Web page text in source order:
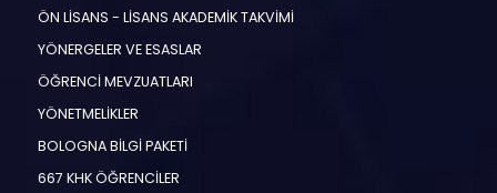
ÖN LİSANS - LİSANS AKADEMİK TAKVİMİ
YÖNERGELER VE ESASLAR
ÖĞRENCİ MEVZUATLARI
YÖNETMELİKLER
BOLOGNA BİLGİ PAKETİ
667 KHK ÖĞRENCİLER